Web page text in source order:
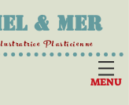
& Mer
Plasticienne
MENU